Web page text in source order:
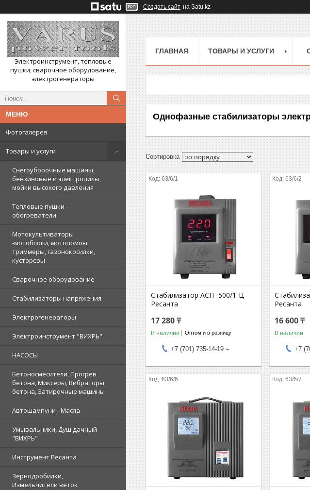
Создать сайт на Satu.kz
Электроинструмент, тепловые
пушки, сварочное оборудование,
электрогенераторы
Фотогалерея
Товары и услуги
Снегоуборочные машины,
бензиновые и электропилы,
мойки высокого давления
Тепловые пушки -
обогреватели
Мотокультиваторы
-мотоблоки, мотопомпы,
триммеры, газонокосилки,
кусторезы
Сварочное оборудование
Стабилизаторы напряжения
Электрогенераторы
Электроинструмент "ВИХРЬ"
НАСОСЫ
Бетоносмесители, Прогрев
бетона, Миксеры, Вибраторы
бетона, Затирочные машины
Автошампуни - Масла
Умывальники, Душ дачный
"ВИХРЬ"
Инструмент Ресанта
Зернодробилки,
Измельчители веток
ГЛАВНАЯ ТОВАРЫ И УСЛУГИ
Однофазные стабилизаторы
63/6/1
Стабилизатор АСН- 500/1-Ц
Ресанта
17 280 ₸
В наличии Оптом и в розницу
+7 (701) 735-14-19
63/6/2
Ресанта
16 600 ₸
В наличии
+7
63/6/6 63/6/7